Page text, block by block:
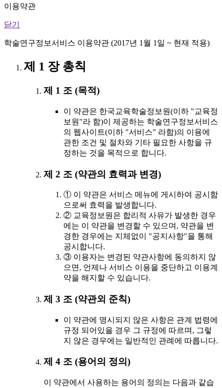
이용약관
닫기
학술연구정보서비스 이용약관 (2017년 1월 1일 ~ 현재 적용)
제 1 장 총칙
제 1 조 (목적)
이 약관은 한국교육학술정보원(이하 "교육정
보원"라 함)이 제공하는 학술연구정보서비스
의 웹사이트(이하 "서비스" 라함)의 이용에
관한 조건 및 절차와 기타 필요한 사항을 규
정하는 것을 목적으로 합니다.
제 2 조 (약관의 효력과 변경)
① 이 약관은 서비스 메뉴에 게시하여 공시함
으로써 효력을 발생합니다.
② 교육정보원은 합리적 사유가 발생한 경우
에는 이 약관을 변경할 수 있으며, 약관을 변
경한 경우에는 지체없이 "공지사항"을 통해
공시합니다.
③ 이용자는 변경된 약관사항에 동의하지 않
으면, 언제나 서비스 이용을 중단하고 이용계
약을 해지할 수 있습니다.
제 3 조 (약관외 준칙)
이 약관에 명시되지 않은 사항은 관계 법령에
규정 되어있을 경우 그 규정에 따르며, 그렇
지 않은 경우에는 일반적인 관례에 따릅니다.
제 4 조 (용어의 정의)
이 약관에서 사용하는 용어의 정의는 다음과 같습